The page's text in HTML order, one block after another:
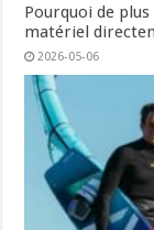
Pourquoi de
matériel
2026-05-06